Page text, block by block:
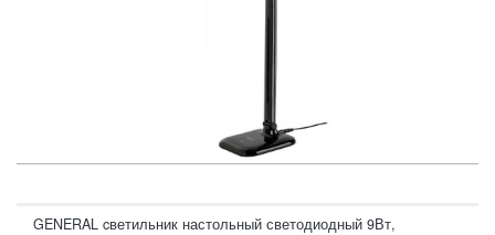
GENERAL cветильник настольный светодиодный 9Вт,